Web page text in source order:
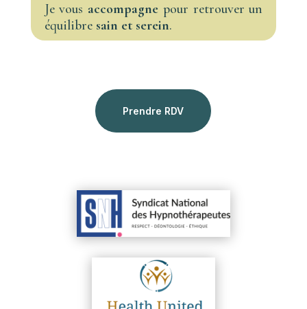
Je vousaccompagne pour retrouver un
équilibre sain et serein.
Prendre RDV